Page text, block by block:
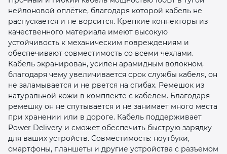
нейлоновой оплётке, благодаря которой кабель не
распускается и не ворсится. Крепкие коннекторы из
качественного материала имеют высокую
устойчивость к механическим повреждениям и
обеспечивают совместимость со всеми чехлами.
Кабель экранирован, усилен арамидным волокном,
благодаря чему увеличивается срок службы кабеля, он
не заламывается и не рвется на сгибах. Ремешок из
натуральной кожи в комплекте с кабелем. Благодаря
ремешку он не спутывается и не занимает много места
при хранении или в дороге. Кабель поддерживает
Power Delivery и сможет обеспечить быструю зарядку
для ваших устройств. Совместимость: ноутбуки,
смартфоны, планшеты и другие устройства с разъемом
раз в 2 недели